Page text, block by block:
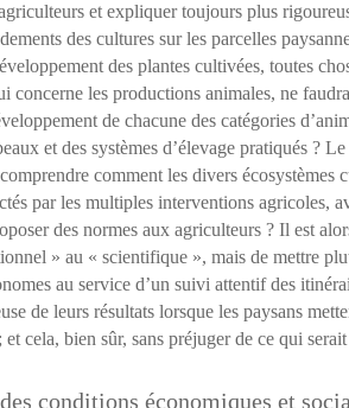
et expliquer toujours plus
des cultures sur les parcelles
des plantes cultivées, toutes
concerne les productions animales, ne
de chacune des catégories
et des systèmes d’élevage pratiqués ?
comment les divers écosystèmes
par les multiples interventions agricoles,
des normes aux agriculteurs ? Il est
» au « scientifique », mais de mettre
au service d’un suivi attentif des
de leurs résultats lorsque les paysans
et cela, bien sûr, sans préjuger de ce qui
conditions économiques et